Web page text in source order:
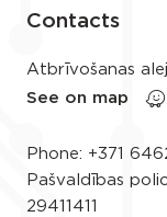
Contacts
Atbrīvošanas
See on map
Phone: +371
Pašvaldības
29411411